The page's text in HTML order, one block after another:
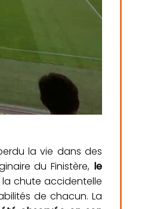
la vie dans des
du Finistère, le
la chute accidentelle
de chacun. La